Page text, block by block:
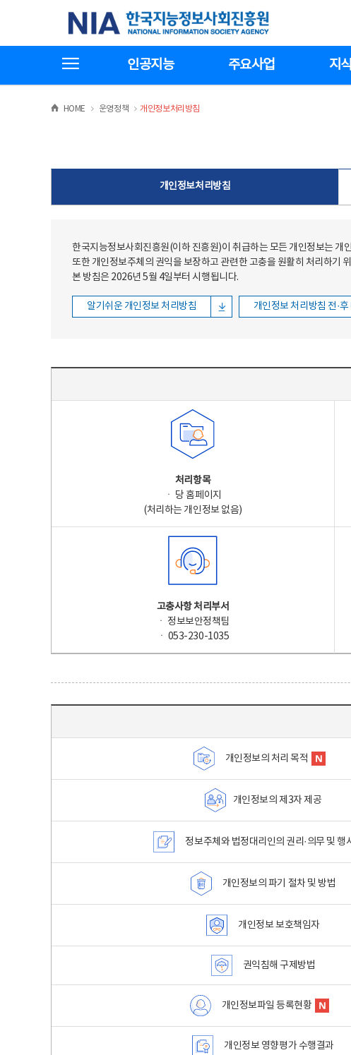
한국지능정보사회진흥원
인공지능 주요사업 지
HOME >운영정책 >
개인정보처리방침
개인정보처리방침
한국지능정보사회진흥원(이하 진흥원)이 취급하는 모든 개인정보는 개
또한 개인정보주체의 권익을 보장하고 관련한 고충을 원활히 처리하기
본 방침은 2026년 5월 4일부터 시행됩니다.
알기쉬운 개인정보 처리방침 개인정보 처리방침 전·
처리항목
ㆍ 당 홈페이지
(처리하는 개인정보 없음)
고충사항 처리부서
ㆍ 정보보안정책팀
ㆍ 053-230-1035
개인정보의 처리 목적
개인정보의 제3자 제공
정보주체와 법정대리인의 권리·의무 및 행
개인정보의 파기 절차 및 방법
개인정보 보호책임자
권익침해 구제방법
개인정보파일 등록현황
개인정보 영향평가 수행결과